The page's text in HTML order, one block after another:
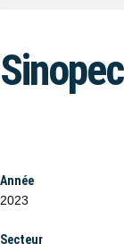
Sinopec
Année
2023
Secteur